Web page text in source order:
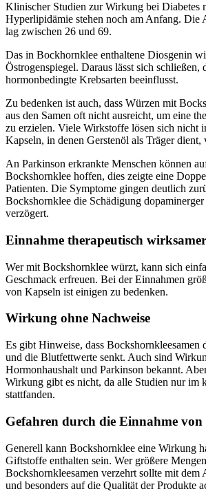
Klinischer Studien zur Wirkung bei Diabetes
Hyperlipidämie stehen noch am Anfang. Die
lag zwischen 26 und 69.
Das in Bockhornklee enthaltene Diosgenin
Östrogenspiegel. Daraus lässt sich schließen,
hormonbedingte Krebsarten beeinflusst.
Zu bedenken ist auch, dass Würzen mit
aus den Samen oft nicht ausreicht, um eine
zu erzielen. Viele Wirkstoffe lösen sich nicht
Kapseln, in denen Gerstenöl als Träger dient,
An Parkinson erkrankte Menschen können
Bockshornklee hoffen, dies zeigte eine
Patienten. Die Symptome gingen deutlich
Bockshornklee die Schädigung
verzögert.
Einnahme therapeutisch
Wer mit Bockshornklee würzt, kann sich
Geschmack erfreuen. Bei der Einnahmen
von Kapseln ist einigen zu bedenken.
Wirkung ohne Nachweise
Es gibt Hinweise, dass Bockshornkleesamen
und die Blutfettwerte senkt. Auch sind
Hormonhaushalt und Parkinson bekannt.
Wirkung gibt es nicht, da alle Studien nur im
stattfanden.
Gefahren durch die Einnahme
Generell kann Bockshornklee eine Wirkung
Giftstoffe enthalten sein. Wer größere
Bockshornkleesamen verzehrt sollte mit dem
und besonders auf die Qualität der Produkte